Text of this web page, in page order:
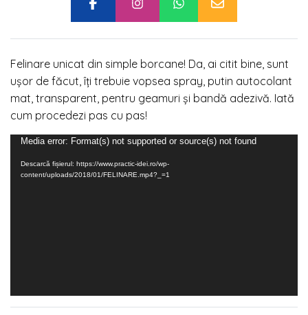
Felinare unicat din simple borcane! Da, ai citit bine, sunt
ușor de făcut, îți trebuie vopsea spray, putin autocolant
mat, transparent, pentru geamuri și bandă adezivă. Iată
cum procedezi pas cu pas!
Player
video
Media error: Format(s) not supported or source(s) not found
Descarcă fișierul: https://www.practic-idei.ro/wp-
content/uploads/2018/01/FELINARE.mp4?_=1